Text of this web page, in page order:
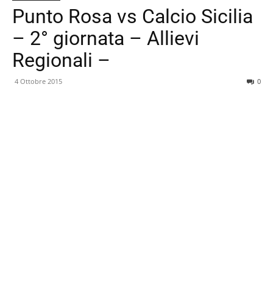
Punto Rosa vs Calcio Sicilia
– 2° giornata – Allievi
Regionali –
4 Ottobre 2015 0